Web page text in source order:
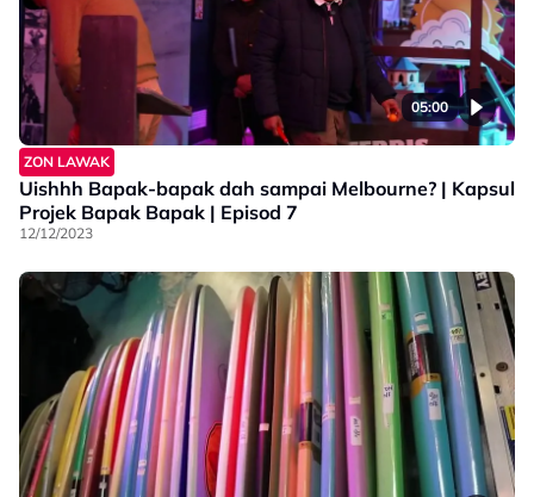
05:00
ZON LAWAK
Uishhh Bapak-bapak dah sampai Melbourne? | Kapsul
Projek Bapak Bapak | Episod 7
12/12/2023